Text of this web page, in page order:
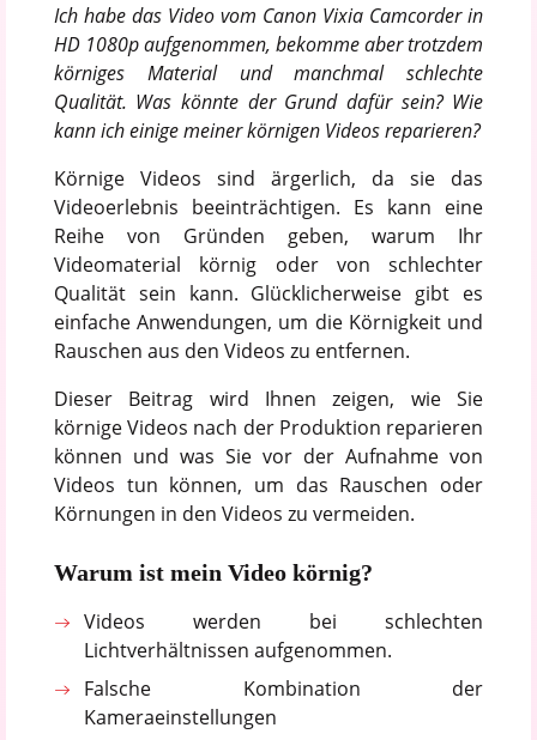
Ich habe das Video vom Canon Vixia Camcorder in
HD 1080p aufgenommen, bekomme aber trotzdem
körniges Material und manchmal schlechte
Qualität. Was könnte der Grund dafür sein? Wie
kann ich einige meiner körnigen Videos reparieren?
Körnige Videos sind ärgerlich, da sie das
Videoerlebnis beeinträchtigen. Es kann eine
Reihe von Gründen geben, warum Ihr
Videomaterial körnig oder von schlechter
Qualität sein kann. Glücklicherweise gibt es
einfache Anwendungen, um die Körnigkeit und
Rauschen aus den Videos zu entfernen.
Dieser Beitrag wird Ihnen zeigen, wie Sie
körnige Videos nach der Produktion reparieren
können und was Sie vor der Aufnahme von
Videos tun können, um das Rauschen oder
Körnungen in den Videos zu vermeiden.
Warum ist mein Video körnig?
Videos werden bei schlechten
Lichtverhältnissen aufgenommen.
Falsche Kombination der
Kameraeinstellungen